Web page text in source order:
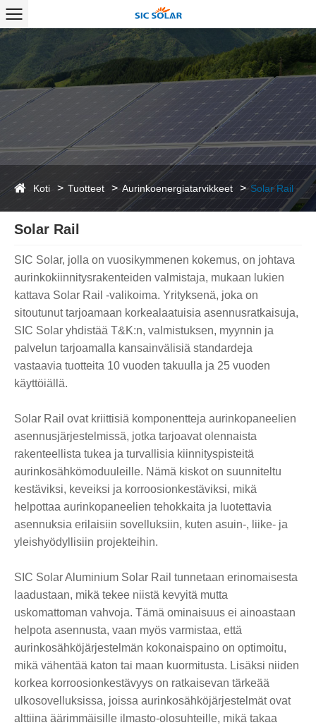
Koti Tuotteet Aurinkoenergiatarvikkeet Solar Rail
Solar Rail
SIC Solar, jolla on vuosikymmenen kokemus, on johtava
aurinkokiinnitysrakenteiden valmistaja, mukaan lukien
kattava Solar Rail -valikoima. Yrityksenä, joka on
sitoutunut tarjoamaan korkealaatuisia asennusratkaisuja,
SIC Solar yhdistää T&K:n, valmistuksen, myynnin ja
palvelun tarjoamalla kansainvälisiä standardeja
vastaavia tuotteita 10 vuoden takuulla ja 25 vuoden
käyttöiällä.
Solar Rail ovat kriittisiä komponentteja aurinkopaneelien
asennusjärjestelmissä, jotka tarjoavat olennaista
rakenteellista tukea ja turvallisia kiinnityspisteitä
aurinkosähkömoduuleille. Nämä kiskot on suunniteltu
kestäviksi, keveiksi ja korroosionkestäviksi, mikä
helpottaa aurinkopaneelien tehokkaita ja luotettavia
asennuksia erilaisiin sovelluksiin, kuten asuin-, liike- ja
yleishyödyllisiin projekteihin.
SIC Solar Aluminium Solar Rail tunnetaan erinomaisesta
laadustaan, mikä tekee niistä kevyitä mutta
uskomattoman vahvoja. Tämä ominaisuus ei ainoastaan ​​
helpota asennusta, vaan myös varmistaa, että
aurinkosähköjärjestelmän kokonaispaino on optimoitu,
mikä vähentää katon tai maan kuormitusta. Lisäksi niiden
korkea korroosionkestävyys on ratkaisevan tärkeää
ulkosovelluksissa, joissa aurinkosähköjärjestelmät ovat
alttiina äärimmäisille ilmasto-olosuhteille, mikä takaa